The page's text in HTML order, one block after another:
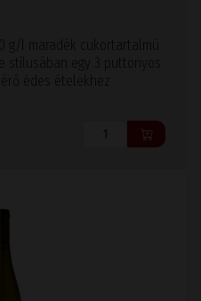
g/l maradék cukortartalmú
stílusában egy 3 puttonyos
édes ételekhez